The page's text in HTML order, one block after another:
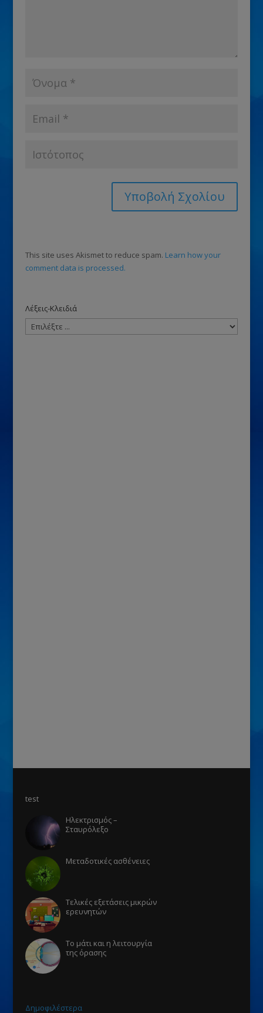
This site uses Akismet to reduce spam. Learn how your
comment data is processed.
Λέξεις-Κλειδιά
test
Ηλεκτρισμός –
Σταυρόλεξο
Μεταδοτικές ασθένειες
Τελικές εξετάσεις μικρών
ερευνητών
Το μάτι και η λειτουργία
της όρασης
Δημοφιλέστερα